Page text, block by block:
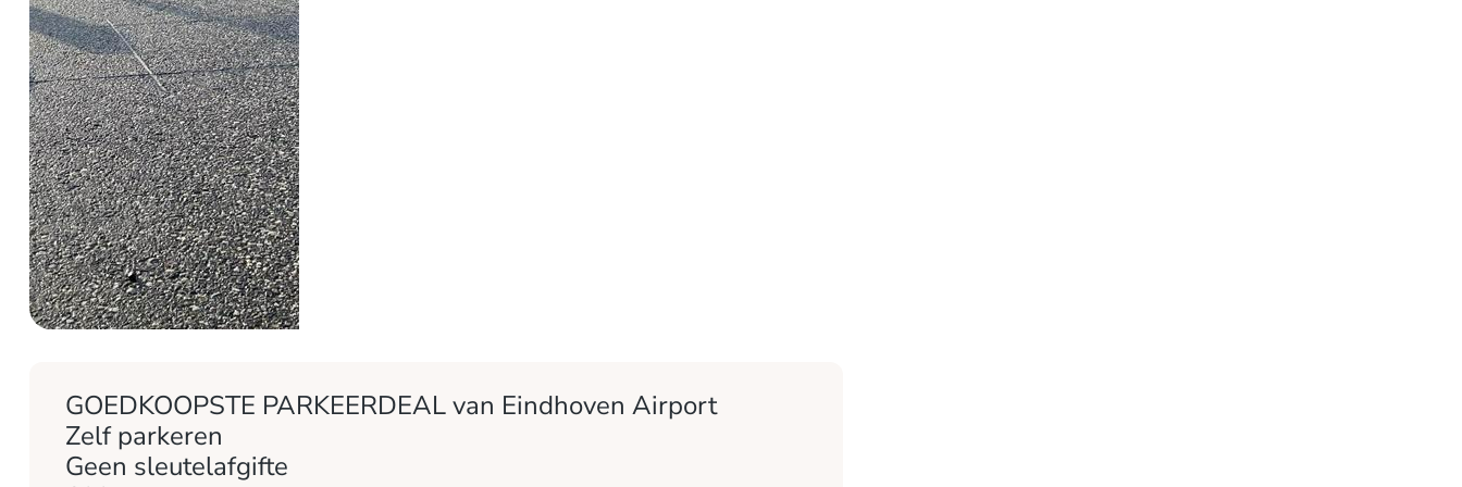
GOEDKOOPSTE PARKEERDEAL van Eindhoven Airport
Zelf parkeren
Geen sleutelafgifte